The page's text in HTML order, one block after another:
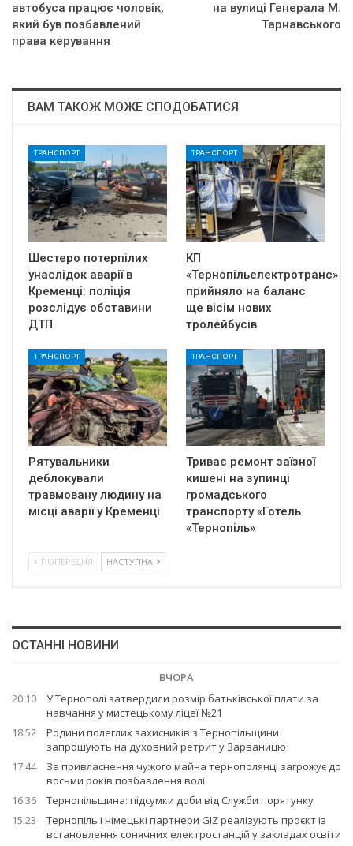
автобуса працює чоловік,
який був позбавлений
права керування
на вулиці Генерала М.
Тарнавського
ВАМ ТАКОЖ МОЖЕ СПОДОБАТИСЯ
ТРАНСПОРТ
Шестеро потерпілих
унаслідок аварії в
Кременці: поліція
розслідує обставини
ДТП
ТРАНСПОРТ
КП
«Тернопільелектротранс»
прийняло на баланс
ще вісім нових
тролейбусів
ТРАНСПОРТ
Рятувальники
деблокували
травмовану людину на
місці аварії у Кременці
ТРАНСПОРТ
Триває ремонт заїзної
кишені на зупинці
громадського
транспорту «Готель
«Тернопіль»
ПОПЕРЕДНЯ НАСТУПНА
ОСТАННІ НОВИНИ
ВЧОРА
20:10
У Тернополі затвердили розмір батьківської плати за
навчання у мистецькому ліцеї №21
18:52
Родини полеглих захисників з Тернопільщини
запрошують на духовний ретрит у Зарваницю
17:44
За привласнення чужого майна тернополянці загрожує до
восьми років позбавлення волі
16:36
Тернопільщина: підсумки доби від Служби порятунку
15:23
Тернопіль і німецькі партнери GIZ реалізують проєкт із
встановлення сонячних електростанцій у закладах освіти